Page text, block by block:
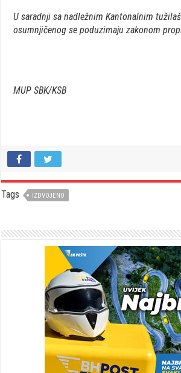
U saradnji sa nadležnim Kantonalnim
osumnjičenog se poduzimaju zakonom
MUP SBK/KSB
Tags IZDVOJENO